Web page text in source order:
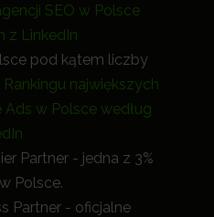
SEO w Polsce
z LinkedIn
pod kątem liczby
Rankingu największych
w Polsce według
Partner - jedna z 3%
Polsce.
Partner - oficjalne